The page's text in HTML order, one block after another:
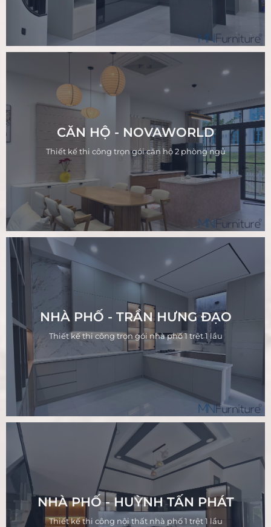
CĂN HỘ - NOVAWORLD
Thiết kế thi công trọn gói căn hộ 2 phòng ngủ
NHÀ PHỐ - TRẦN HƯNG ĐẠO
Thiết kế thi công trọn gói nhà phố 1 trệt 1 lầu
NHÀ PHỐ - HUỲNH TẤN PHÁT
Thiết kế thi công nội thất nhà phố 1 trệt 1 lầu